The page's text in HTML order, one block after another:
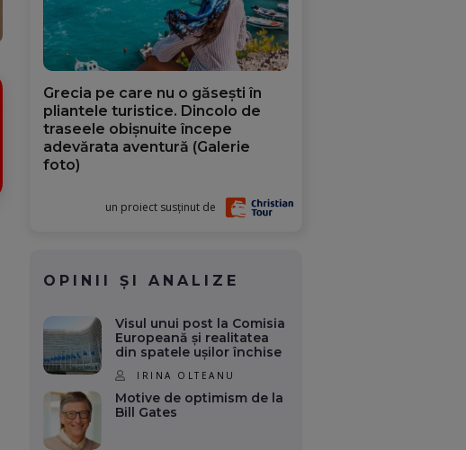
Grecia pe care nu o găsești în
pliantele turistice. Dincolo de
traseele obișnuite începe
adevărata aventură (Galerie
foto)
un proiect susținut de
OPINII ȘI ANALIZE
Visul unui post la Comisia
Europeană și realitatea
din spatele ușilor închise
IRINA OLTEANU
Motive de optimism de la
Bill Gates